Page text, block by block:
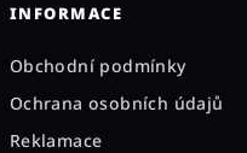
INFORMACE
Obchodní podmínky
Ochrana osobních údajů
Reklamace